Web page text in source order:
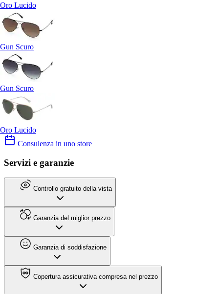
Oro Lucido
Gun Scuro
Gun Scuro
Oro Lucido
Consulenza in uno store
Servizi e garanzie
Controllo gratuito della vista
Garanzia del miglior prezzo
Garanzia di soddisfazione
Copertura assicurativa compresa nel prezzo